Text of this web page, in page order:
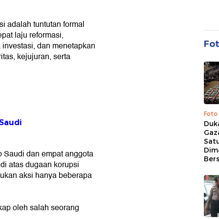
adalah tuntutan formal
laju reformasi,
dan menetapkan
kejujuran, serta
dan empat anggota
atas dugaan korupsi
aksi hanya beberapa
oleh salah seorang
Foto